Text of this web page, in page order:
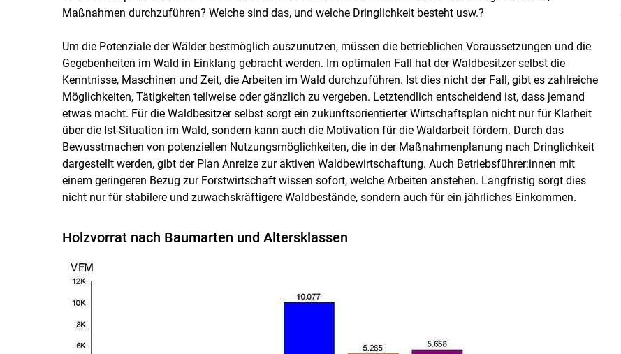
Maßnahmen durchzuführen? Welche sind das, und welche Dringlichkeit besteht usw.?
Um die Potenziale der Wälder bestmöglich auszunutzen, müssen die betrieblichen Voraussetzungen und die
Gegebenheiten im Wald in Einklang gebracht werden. Im optimalen Fall hat der Waldbesitzer selbst die
Kenntnisse, Maschinen und Zeit, die Arbeiten im Wald durchzuführen. Ist dies nicht der Fall, gibt es zahlreiche
Möglichkeiten, Tätigkeiten teilweise oder gänzlich zu vergeben. Letztendlich entscheidend ist, dass jemand
etwas macht. Für die Waldbesitzer selbst sorgt ein zukunftsorientierter Wirtschaftsplan nicht nur für Klarheit
über die Ist-Situation im Wald, sondern kann auch die Motivation für die Waldarbeit fördern. Durch das
Bewusstmachen von potenziellen Nutzungsmöglichkeiten, die in der Maßnahmenplanung nach Dringlichkeit
dargestellt werden, gibt der Plan Anreize zur aktiven Waldbewirtschaftung. Auch Betriebsführer:innen mit
einem geringeren Bezug zur Forstwirtschaft wissen sofort, welche Arbeiten anstehen. Langfristig sorgt dies
nicht nur für stabilere und zuwachskräftigere Waldbestände, sondern auch für ein jährliches Einkommen.
Holzvorrat nach Baumarten und Altersklassen